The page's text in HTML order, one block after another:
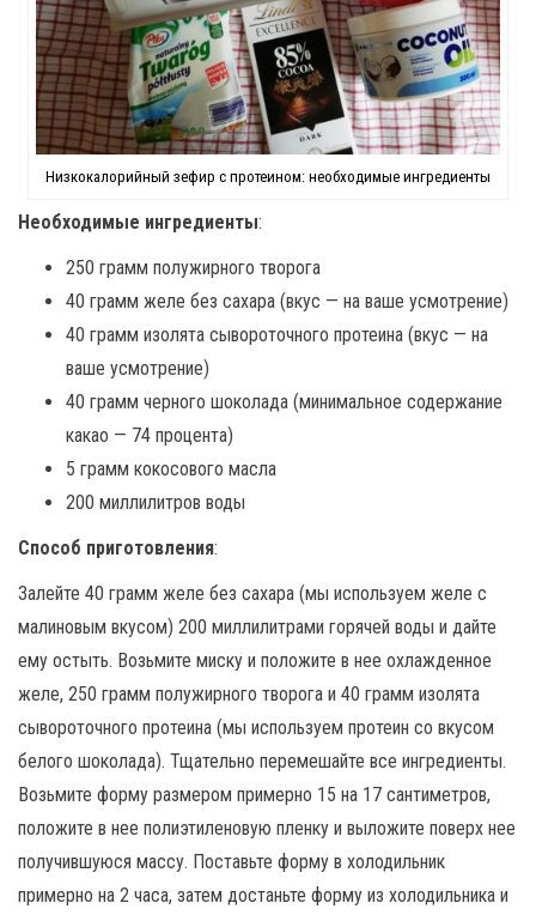
Низкокалорийный зефир с протеином: необходимые ингредиенты
Необходимые ингредиенты:
250 грамм полужирного творога
40 грамм желе без сахара (вкус — на ваше усмотрение)
40 грамм изолята сывороточного протеина (вкус — на
ваше усмотрение)
40 грамм черного шоколада (минимальное содержание
какао — 74 процента)
5 грамм кокосового масла
200 миллилитров воды
Способ приготовления:
Залейте 40 грамм желе без сахара (мы используем желе с
малиновым вкусом) 200 миллилитрами горячей воды и дайте
ему остыть. Возьмите миску и положите в нее охлажденное
желе, 250 грамм полужирного творога и 40 грамм изолята
сывороточного протеина (мы используем протеин со вкусом
белого шоколада). Тщательно перемешайте все ингредиенты.
Возьмите форму размером примерно 15 на 17 сантиметров,
положите в нее полиэтиленовую пленку и выложите поверх нее
получившуюся массу. Поставьте форму в холодильник
примерно на 2 часа, затем достаньте форму из холодильника и